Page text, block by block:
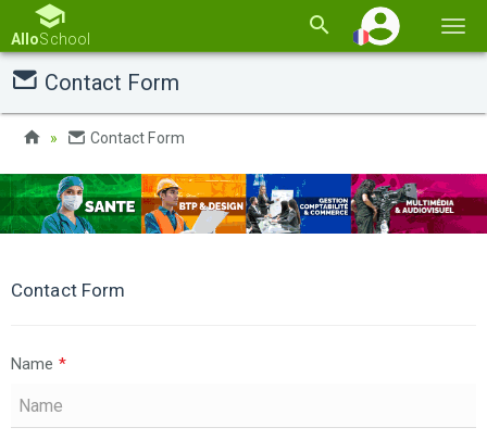
la
AlloSchool
Contact Form
Contact Form
Contact Form
Name *